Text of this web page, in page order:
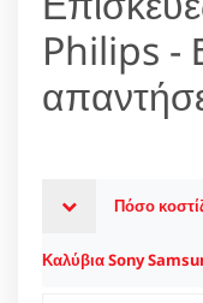
Philips -
Πόσο
Καλύβια Sony